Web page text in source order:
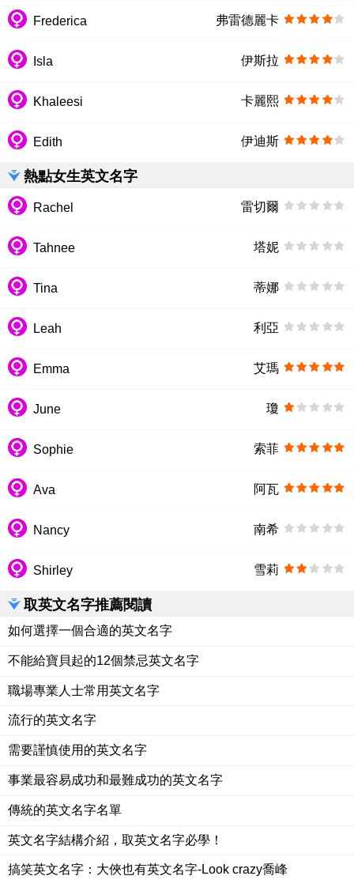
Frederica 弗雷德麗卡
Isla 伊斯拉
Khaleesi 卡麗熙
Edith 伊迪斯
熱點女生英文名字
Rachel 雷切爾
Tahnee 塔妮
Tina 蒂娜
Leah 利亞
Emma 艾瑪
June 瓊
Sophie 索菲
Ava 阿瓦
Nancy 南希
Shirley 雪莉
取英文名字推薦閱讀
如何選擇一個合適的英文名字
不能給寶貝起的12個禁忌英文名字
職場專業人士常用英文名字
流行的英文名字
需要謹慎使用的英文名字
事業最容易成功和最難成功的英文名字
傳統的英文名字名單
英文名字結構介紹，取英文名字必學！
搞笑英文名字：大俠也有英文名字-Look crazy喬峰